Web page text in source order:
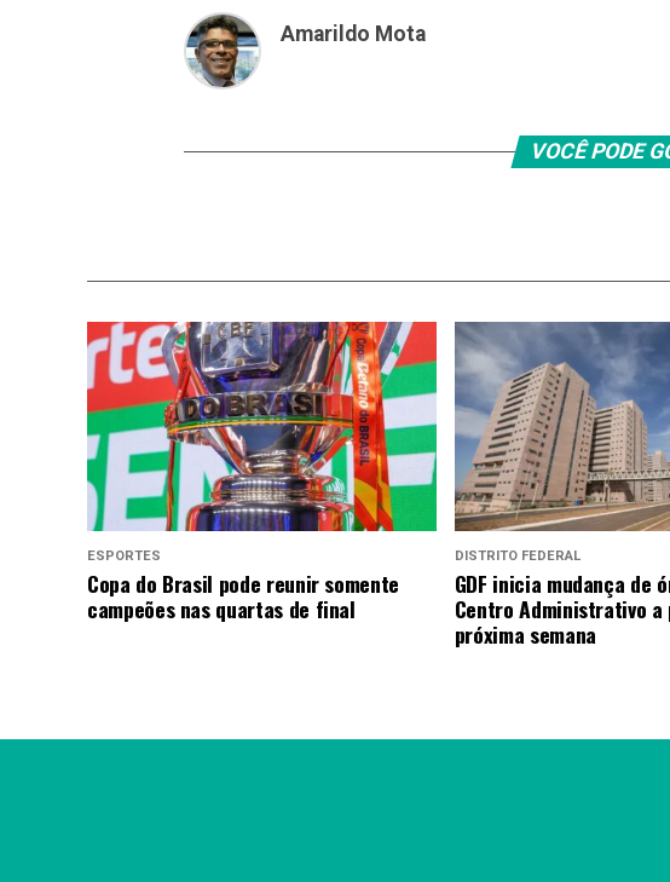
Amarildo Mota
VOCÊ PODE
ESPORTES
Copa do Brasil pode reunir somente
campeões nas quartas de final
DISTRITO FEDERAL
GDF inicia mudança de
Centro Administrativo
próxima semana